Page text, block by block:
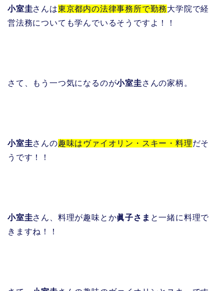
小室圭さんは東京都内の法律事務所で勤務大学院で経
営法務についても学んでいるそうですよ！！
さて、もう一つ気になるのが小室圭さんの家柄。
小室圭さんの趣味はヴァイオリン・スキー・料理だそ
うです！！
小室圭さん、料理が趣味とか眞子さま と一緒に料理で
きますね！！